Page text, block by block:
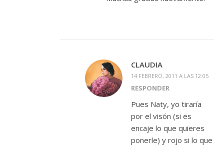
CLAUDIA
14 FEBRERO, 2011 A LAS 12:05
RESPONDER
Pues Naty, yo tiraría
por el visón (si es
encaje lo que quieres
ponerle) y rojo si lo que